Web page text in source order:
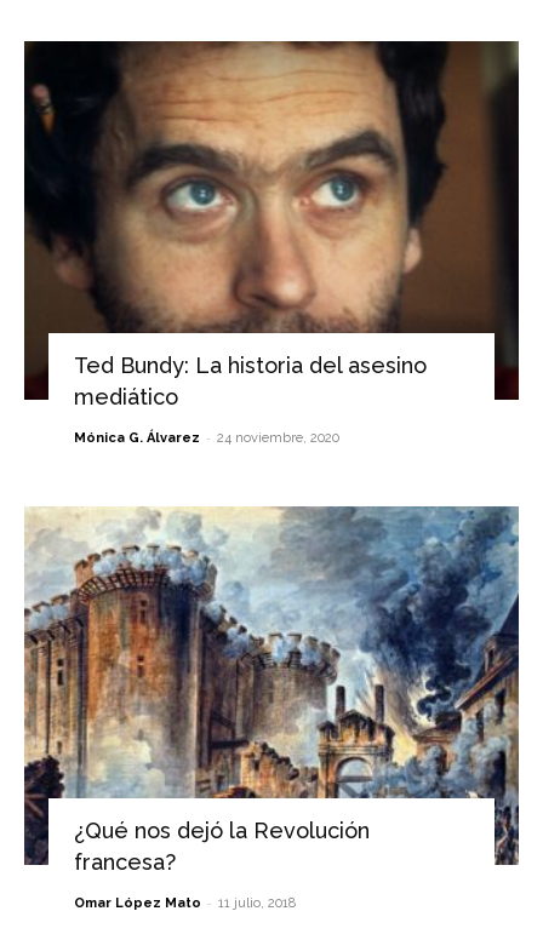
Ted Bundy: La historia del asesino
mediático
Mónica G. Álvarez - 24 noviembre, 2020
¿Qué nos dejó la Revolución
francesa?
Omar López Mato - 11 julio, 2018